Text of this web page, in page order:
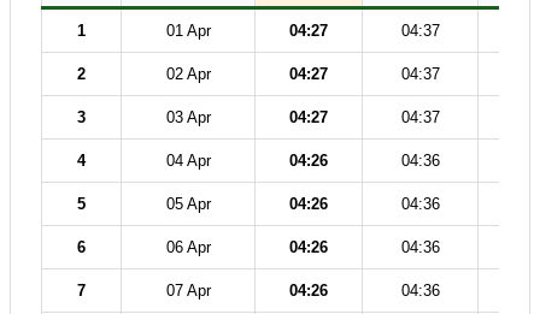
1 01 Apr 04:27 04:37
2 02 Apr 04:27 04:37
3 03 Apr 04:27 04:37
4 04 Apr 04:26 04:36
5 05 Apr 04:26 04:36
6 06 Apr 04:26 04:36
7 07 Apr 04:26 04:36